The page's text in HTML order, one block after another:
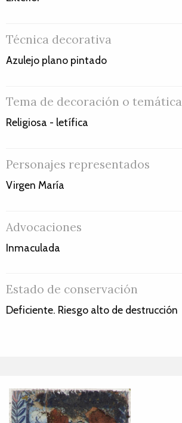
Técnica decorativa
Azulejo plano pintado
Tema de decoración o temática
Religiosa - letífica
Personajes representados
Virgen María
Advocaciones
Inmaculada
Estado de conservación
Deficiente. Riesgo alto de destrucción